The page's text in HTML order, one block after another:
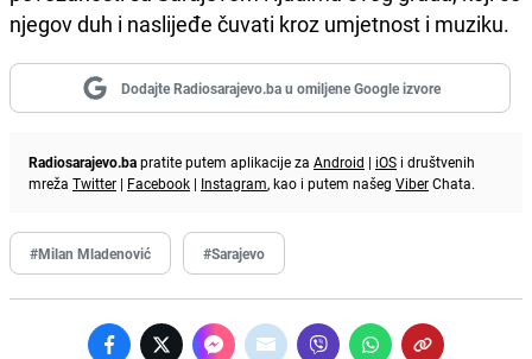
njegov duh i naslijeđe čuvati kroz umjetnost i muziku.
Dodajte Radiosarajevo.ba u omiljene Google izvore
Radiosarajevo.bapratite putem aplikacije za Android | iOS i društvenih
mreža Twitter | Facebook | Instagram, kao i putem našeg ViberChata.
#Milan Mladenović #Sarajevo